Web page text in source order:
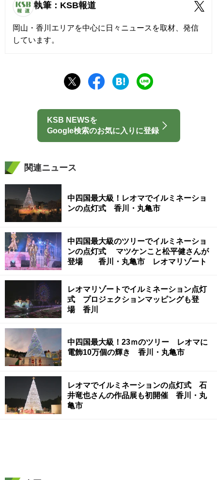
執筆：KSB報道
岡山・香川エリアを中心に日々ニュースを取材、発信
しています。
KSB NEWSを
Google検索のお気に入りに登録
関連ニュース
中四国最大級！レオマでイルミネーショ
ンの点灯式 香川・丸亀市
中四国最大級のツリーでイルミネーショ
ンの点灯式 マツケンこと松平健さんが
登場 香川・丸亀市 レオマリゾート
レオマリゾートでイルミネーション点灯
式 プロジェクションマッピングも登
場 香川
中四国最大級！23ｍのツリー レオマに
電飾10万個の輝き 香川・丸亀市
レオマでイルミネーションの点灯式 石
井竜也さんの作品展も初開催 香川・丸
亀市